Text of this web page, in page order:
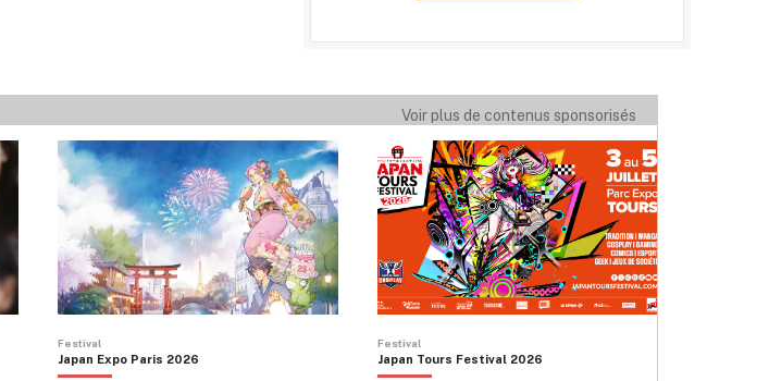
Voir plus de contenus sponsorisés
Festival
Japan Expo Paris 2026
Festival
Japan Tours Festival 2026